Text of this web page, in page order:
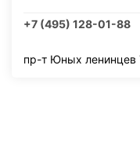
+7 (495) 128-01-88
пр-т Юных ленинцев